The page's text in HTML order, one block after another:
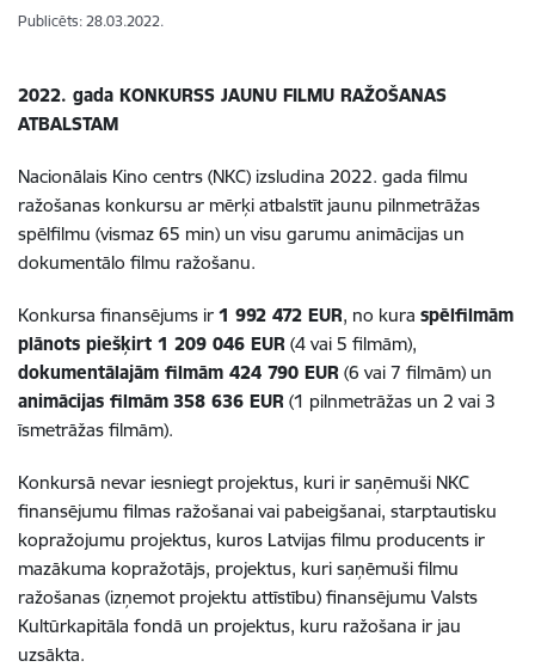
Publicēts: 28.03.2022.
2022. gada KONKURSS JAUNU FILMU RAŽOŠANAS
ATBALSTAM
Nacionālais Kino centrs (NKC) izsludina 2022. gada filmu
ražošanas konkursu ar mērķi atbalstīt jaunu pilnmetrāžas
spēlfilmu (vismaz 65 min) un visu garumu animācijas un
dokumentālo filmu ražošanu.
Konkursa finansējums ir 1 992 472 EUR, no kura spēlfilmām
plānots piešķirt 1 209 046 EUR (4 vai 5 filmām),
dokumentālajām filmām 424 790 EUR (6 vai 7 filmām) un
animācijas filmām 358 636 EUR (1 pilnmetrāžas un 2 vai 3
īsmetrāžas filmām).
Konkursā nevar iesniegt projektus, kuri ir saņēmuši NKC
finansējumu filmas ražošanai vai pabeigšanai, starptautisku
kopražojumu projektus, kuros Latvijas filmu producents ir
mazākuma kopražotājs, projektus, kuri saņēmuši filmu
ražošanas (izņemot projektu attīstību) finansējumu Valsts
Kultūrkapitāla fondā un projektus, kuru ražošana ir jau
uzsākta.